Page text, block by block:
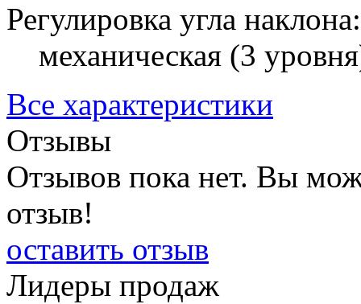
Регулировка угла наклона:
механическая (3
Все характеристики
Отзывы
Отзывов пока нет. Вы
отзыв!
оставить отзыв
Лидеры продаж